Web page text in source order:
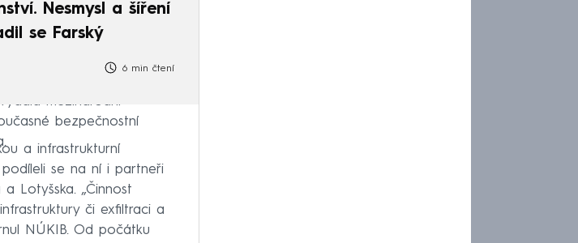
Nesmysl a šíření
se Farský
6 min čtení
mezinárodní
bezpečnostní
a infrastrukturní
se na ní i partneři
a Lotyšska. „Činnost
či exfiltraci a
NÚKIB. Od počátku